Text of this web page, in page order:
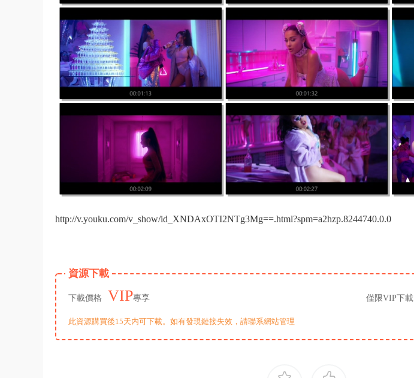
http://v.youku.com/v_show/id_XNDAxOTI2NTg3Mg==.html?spm=a2hzp.8244740.0.0
資源下載
下載價格 VIP專享 僅限VIP下載
此資源購買後15天内可下載。如有發現鏈接失效，請聯系網站管理